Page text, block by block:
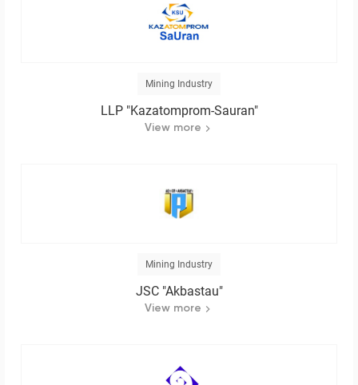
Mining Industry
LLP "Kazatomprom-Sauran"
View more
Mining Industry
JSC "Akbastau"
View more